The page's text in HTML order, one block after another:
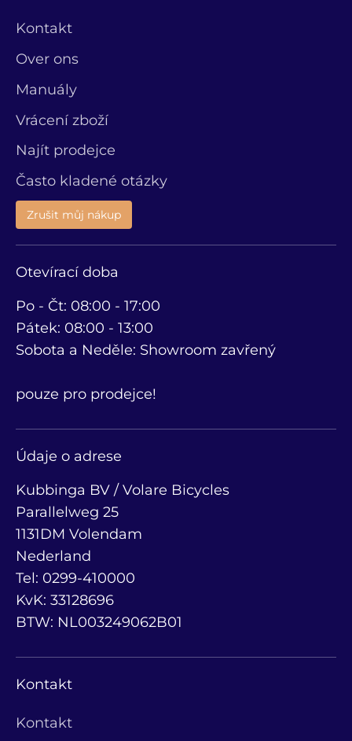
Kontakt
Over ons
Manuály
Vrácení zboží
Najít prodejce
Často kladené otázky
Zrušit můj nákup
Otevírací doba
Po - Čt: 08:00 - 17:00
Pátek: 08:00 - 13:00
Sobota a Neděle: Showroom zavřený
pouze pro prodejce!
Údaje o adrese
Kubbinga BV / Volare Bicycles
Parallelweg 25
1131DM Volendam
Nederland
Tel: 0299-410000
KvK: 33128696
BTW: NL003249062B01
Kontakt
Kontakt